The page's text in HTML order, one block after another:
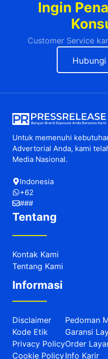
Ingin
Customer Service
Untuk memenuhi
Advertorial Anda, kami
Media Nasional.
Indonesia
+62
###
Tentang
Kontak Kami
Tentang Kami
Informasi
Disclaimer
Kode Etik
Privacy Policy
Cookie Policy
Pedoman
Garansi
Order
Info Karir